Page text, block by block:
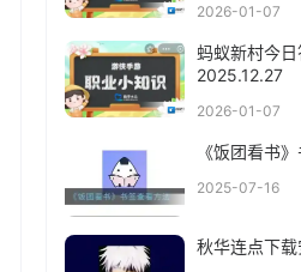
2026-01-07
蚂蚁新村今
2025.12.27
2026-01-07
《饭团看书
2025-07-16
秋华连点下